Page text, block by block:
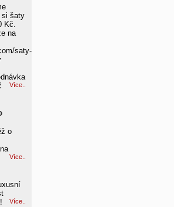
si šaty
Kč.
na
saty-
Více..
o
Více..
Více..